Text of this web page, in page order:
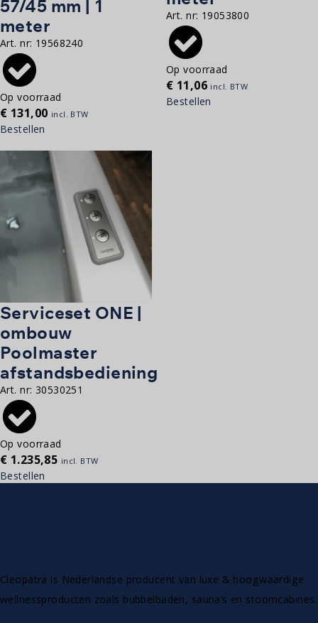
57/45 mm | 1
meter
Art. nr: 19568240
Op voorraad
€ 131,00 incl. BTW
Bestellen
Art. nr: 19053800
Op voorraad
€ 11,06 incl. BTW
Bestellen
Serviceset ONE |
ombouw
Poolmaster
afstandsbediening
Art. nr: 30530251
Op voorraad
€ 1.235,85 incl. BTW
Bestellen
Cleopatra is Nederlandse producent van luxe & hoogwaardige
wellnessproducten zoals bubbelbaden, sauna’s en stoomcabines.